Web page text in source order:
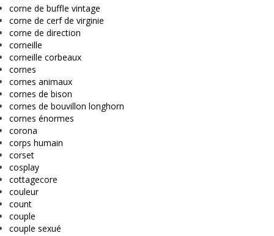
corne de buffle vintage
corne de cerf de virginie
corne de direction
corneille
corneille corbeaux
cornes
cornes animaux
cornes de bison
cornes de bouvillon longhorn
cornes énormes
corona
corps humain
corset
cosplay
cottagecore
couleur
count
couple
couple sexué